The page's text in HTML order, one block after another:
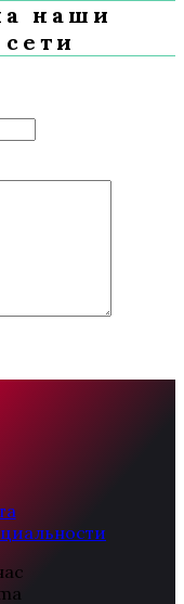
наши